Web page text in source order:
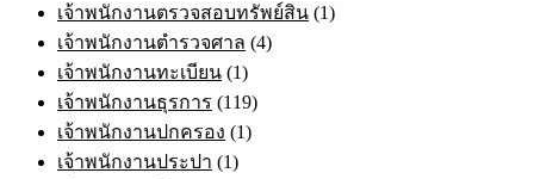
เจ้าพนักงานตรวจสอบทรัพย์สิน (1)
เจ้าพนักงานตำรวจศาล (4)
เจ้าพนักงานทะเบียน (1)
เจ้าพนักงานธุรการ (119)
เจ้าพนักงานปกครอง (1)
เจ้าพนักงานประปา (1)